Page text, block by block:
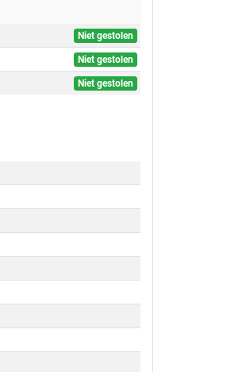
Niet gestolen
Niet gestolen
Niet gestolen